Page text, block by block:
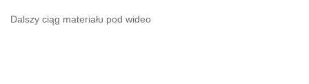
Dalszy ciąg materiału pod wideo